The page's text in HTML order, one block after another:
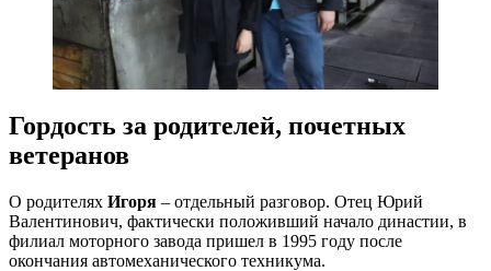
Гордость за родителей, почетных
ветеранов
О родителях Игоря – отдельный разговор. Отец Юрий
Валентинович, фактически положивший начало династии, в
филиал моторного завода пришел в 1995 году после
окончания автомеханического техникума.